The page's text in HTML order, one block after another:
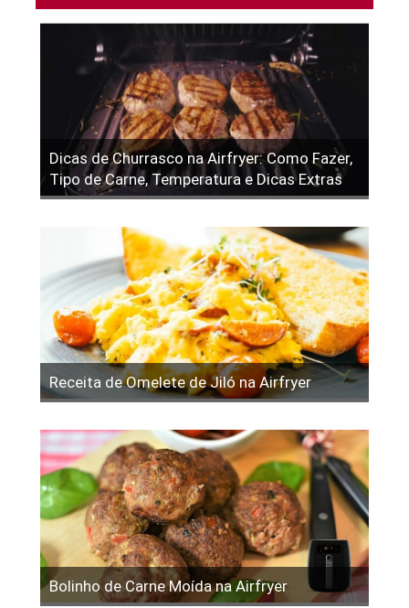
Dicas de Churrasco na Airfryer: Como Fazer,
Tipo de Carne, Temperatura e Dicas Extras
Receita de Omelete de Jiló na Airfryer
Bolinho de Carne Moída na Airfryer